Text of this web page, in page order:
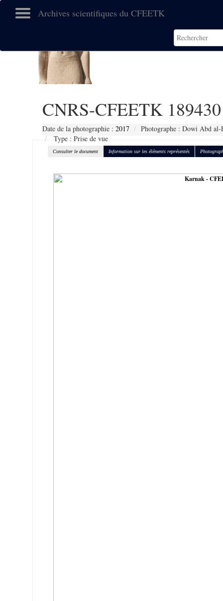
Archives scientifiques du CFEETK
CNRS-CFEETK 189430
Date de la photographie : 2017
Photographe : Dowi Abd
Type : Prise de vue
Consulter le document Information sur les éléments représentés